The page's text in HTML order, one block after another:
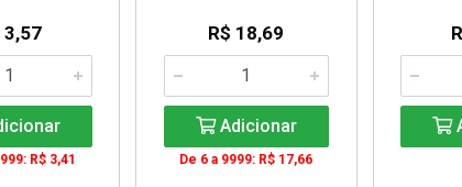
3,57
R$ 3,41
R$ 18,69
Adicionar
De 6 a 9999: R$ 17,66